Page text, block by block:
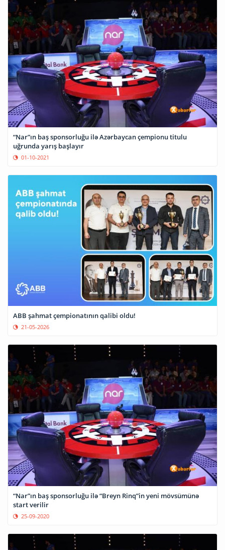
“Nar”ın baş sponsorluğu ilə Azərbaycan çempionu titulu
uğrunda yarış başlayır
01-10-2021
ABB şahmat çempionatının qalibi oldu!
21-05-2026
“Nar”ın baş sponsorluğu ilə “Breyn Rinq”in yeni mövsümünə
start verilir
25-09-2020